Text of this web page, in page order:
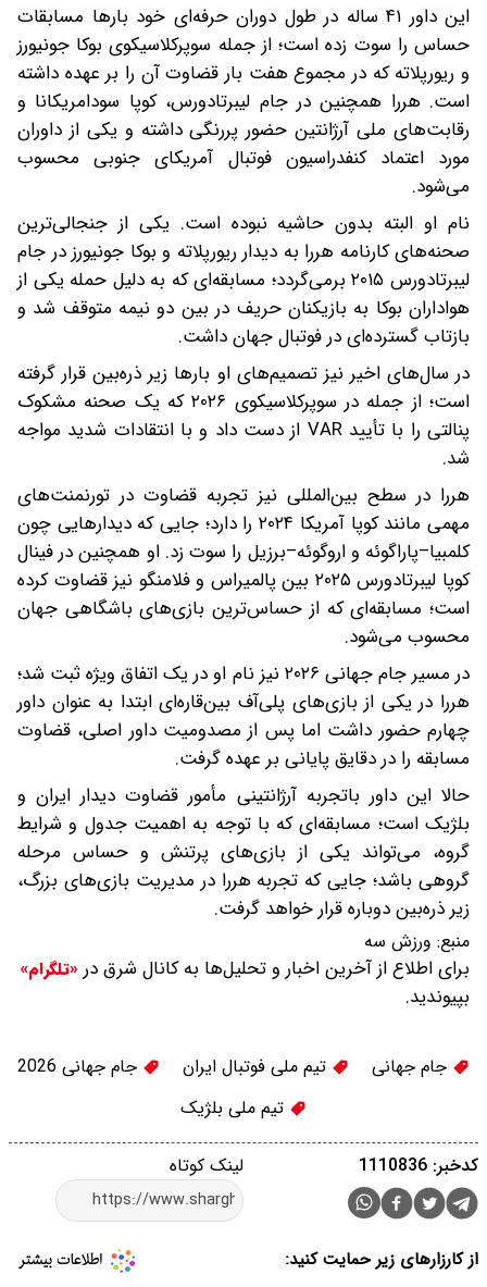
این داور ۴۱ ساله در طول دوران حرفه‌ای خود بارها مسابقات
حساس را سوت زده است؛ از جمله سوپرکلاسیکوی بوکا جونیورز
و ریورپلاته که در مجموع هفت بار قضاوت آن را بر عهده داشته
است. هررا همچنین در جام لیبرتادورس، کوپا سودامریکانا و
رقابت‌های ملی آرژانتین حضور پررنگی داشته و یکی از داوران
مورد اعتماد کنفدراسیون فوتبال آمریکای جنوبی محسوب
می‌شود.
نام او البته بدون حاشیه نبوده است. یکی از جنجالی‌ترین
صحنه‌های کارنامه هررا به دیدار ریورپلاته و بوکا جونیورز در جام
لیبرتادورس ۲۰۱۵ برمی‌گردد؛ مسابقه‌ای که به دلیل حمله یکی از
هواداران بوکا به بازیکنان حریف در بین دو نیمه متوقف شد و
بازتاب گسترده‌ای در فوتبال جهان داشت.
در سال‌های اخیر نیز تصمیم‌های او بارها زیر ذره‌بین قرار گرفته
است؛ از جمله در سوپرکلاسیکوی ۲۰۲۶ که یک صحنه مشکوک
پنالتی را با تأیید VAR از دست داد و با انتقادات شدید مواجه
شد.
هررا در سطح بین‌المللی نیز تجربه قضاوت در تورنمنت‌های
مهمی مانند کوپا آمریکا ۲۰۲۴ را دارد؛ جایی که دیدارهایی چون
کلمبیا–پاراگوئه و اروگوئه–برزیل را سوت زد. او همچنین در فینال
کوپا لیبرتادورس ۲۰۲۵ بین پالمیراس و فلامنگو نیز قضاوت کرده
است؛ مسابقه‌ای که از حساس‌ترین بازی‌های باشگاهی جهان
محسوب می‌شود.
در مسیر جام جهانی ۲۰۲۶ نیز نام او در یک اتفاق ویژه ثبت شد؛
هررا در یکی از بازی‌های پلی‌آف بین‌قاره‌ای ابتدا به عنوان داور
چهارم حضور داشت اما پس از مصدومیت داور اصلی، قضاوت
مسابقه را در دقایق پایانی بر عهده گرفت.
حالا این داور باتجربه آرژانتینی مأمور قضاوت دیدار ایران و
بلژیک است؛ مسابقه‌ای که با توجه به اهمیت جدول و شرایط
گروه، می‌تواند یکی از بازی‌های پرتنش و حساس مرحله
گروهی باشد؛ جایی که تجربه هررا در مدیریت بازی‌های بزرگ،
زیر ذره‌بین دوباره قرار خواهد گرفت.
منبع: ورزش سه
برای اطلاع از آخرین اخبار و تحلیل‌ها به کانال شرق در «تلگرام»
بپیوندید.
جام جهانی تیم ملی فوتبال ایران
جام جهانی 2026
تیم ملی بلژیک
لینک کوتاه کدخبر: 1110836
از کارزارهای زیر حمایت کنید: